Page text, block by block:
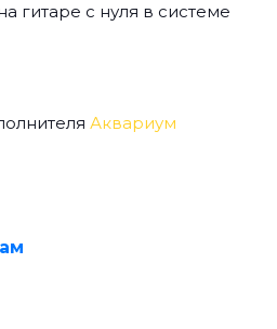
гитаре с нуля в системе
Аквариум